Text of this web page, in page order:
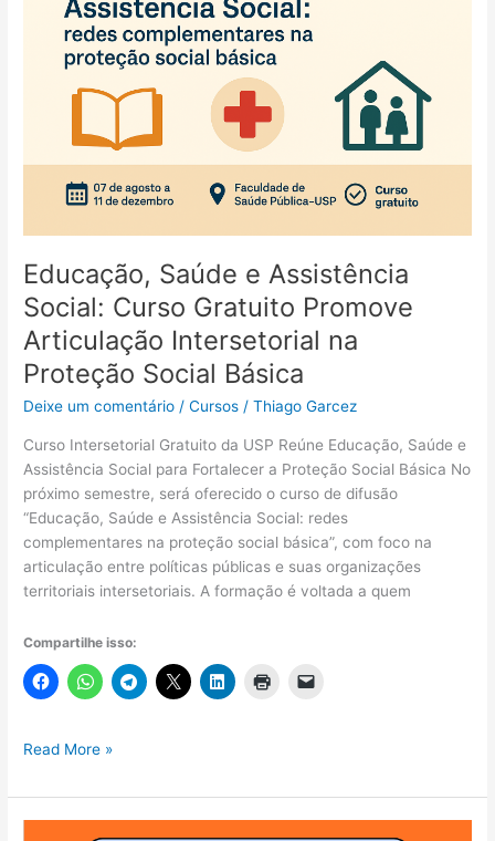
Público:
Inscreva-
Educação, Saúde e Assistência
Social: Curso Gratuito Promove
Articulação Intersetorial na
Proteção Social Básica
Deixe um comentário /Cursos /Thiago Garcez
Curso Intersetorial Gratuito da USP Reúne Educação, Saúde e
Assistência Social para Fortalecer a Proteção Social Básica No
próximo semestre, será oferecido o curso de difusão
“Educação, Saúde e Assistência Social: redes
complementares na proteção social básica”, com foco na
articulação entre políticas públicas e suas organizações
territoriais intersetoriais. A formação é voltada a quem
Compartilhe isso:
Educação,
e
Assistência
Read More »